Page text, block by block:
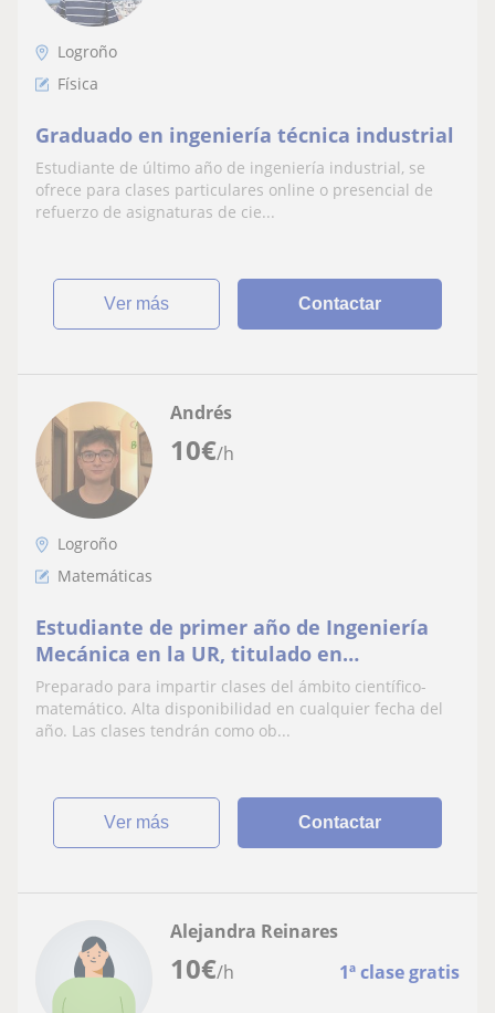
Logroño
Física
Graduado en ingeniería técnica industrial
Estudiante de último año de ingeniería industrial, se
ofrece para clases particulares online o presencial de
refuerzo de asignaturas de cie...
ver más Contactar
10€/h
Andrés
Logroño
Matemáticas
Estudiante de primer año de Ingeniería
Mecánica en la UR, titulado en
Bachillerato Internacional (modalidad
científico).
Preparado para impartir clases del ámbito científico-
matemático. Alta disponibilidad en cualquier fecha del
año. Las clases tendrán como ob...
ver más Contactar
10€/h 1ª clase gratis
Alejandra Reinares